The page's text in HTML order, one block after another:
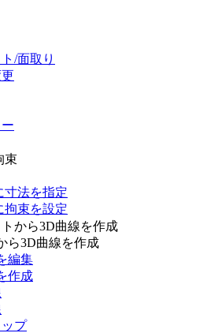
/面取り
束
寸法を指定
拘束を設定
から3D曲線を作成
ら3D曲線を作成
編集
作成
プ